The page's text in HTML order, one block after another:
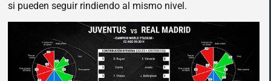
si pueden seguir rindiendo al mismo nivel.